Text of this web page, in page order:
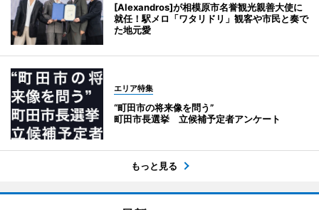
[Alexandros]が相模原市名誉観光親善大使に
就任！駅メロ「ワタリドリ」観客や市民と奏で
た地元愛
エリア特集
“町田市の将来像を問う”
町田市長選挙 立候補予定者アンケート
もっと見る